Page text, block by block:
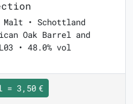
• Schottland
Oak Barrel and
• 48.0% vol
= 3,50 €